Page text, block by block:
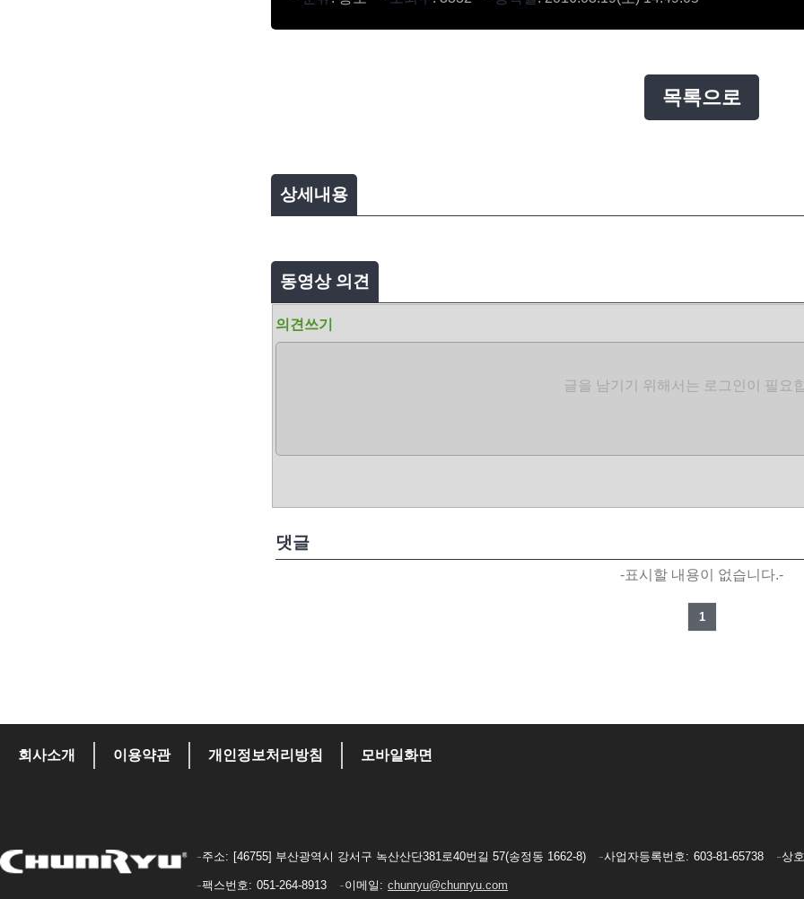
목록으로
상세내용
동영상 의견
의견쓰기
글을 남기기 위해서는 로그인이 필요
댓글
-표시할 내용이 없습니다.-
1
회사소개 이용약관 개인정보처리방침 모바일화면
주소 [46755] 부산광역시 강서구 녹산산단381로40번길 57(송정동 1662-8) 사업자등록번호 603-81-65738 상
팩스번호 051-264-8913 이메일 chunryu@chunryu.com